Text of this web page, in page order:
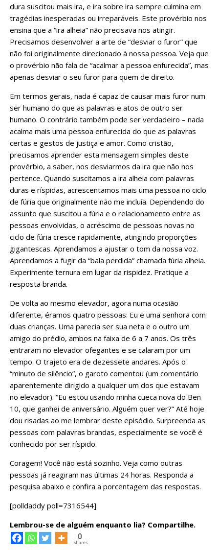
dura suscitou mais ira, e ira sobre ira sempre culmina em
tragédias inesperadas ou irreparáveis. Este provérbio nos
ensina que a “ira alheia” não precisava nos atingir.
Precisamos desenvolver a arte de “desviar o furor” que
não foi originalmente direcionado à nossa pessoa. Veja que
o provérbio não fala de “acalmar a pessoa enfurecida”, mas
apenas desviar o seu furor para quem de direito.
Em termos gerais, nada é capaz de causar mais furor num
ser humano do que as palavras e atos de outro ser
humano. O contrário também pode ser verdadeiro – nada
acalma mais uma pessoa enfurecida do que as palavras
certas e gestos de justiça e amor. Como cristão,
precisamos aprender esta mensagem simples deste
provérbio, a saber, nos desviarmos da ira que não nos
pertence. Quando suscitamos a ira alheia com palavras
duras e ríspidas, acrescentamos mais uma pessoa no ciclo
de fúria que originalmente não me incluía. Dependendo do
assunto que suscitou a fúria e o relacionamento entre as
pessoas envolvidas, o acréscimo de pessoas novas no
ciclo de fúria cresce rapidamente, atingindo proporções
gigantescas. Aprendamos a ajustar o tom da nossa voz.
Aprendamos a fugir da “bala perdida” chamada fúria alheia.
Experimente ternura em lugar da rispidez. Pratique a
resposta branda.
De volta ao mesmo elevador, agora numa ocasião
diferente, éramos quatro pessoas: Eu e uma senhora com
duas crianças. Uma parecia ser sua neta e o outro um
amigo do prédio, ambos na faixa de 6 a 7 anos. Os três
entraram no elevador ofegantes e se calaram por um
tempo. O trajeto era de dezessete andares. Após o
“minuto de silêncio”, o garoto comentou (um comentário
aparentemente dirigido a qualquer um dos que estavam
no elevador): “Eu estou usando minha cueca nova do Ben
10, que ganhei de aniversário. Alguém quer ver?” Até hoje
dou risadas ao me lembrar deste episódio. Surpreenda as
pessoas com palavras brandas, especialmente se você é
conhecido por ser ríspido.
Coragem! Você não está sozinho. Veja como outras
pessoas já reagiram nas últimas 24 horas. Responda a
pesquisa abaixo e confira a porcentagem das respostas.
[polldaddy poll=7316544]
Lembrou-se de alguém enquanto lia? Compartilhe.
0
Shares